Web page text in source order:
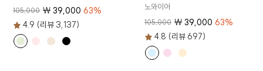
105,000 ₩39,000 63%
4.9 (리뷰 3,137)
노와이어
105,000 ₩39,000 63%
4.8 (리뷰 697)